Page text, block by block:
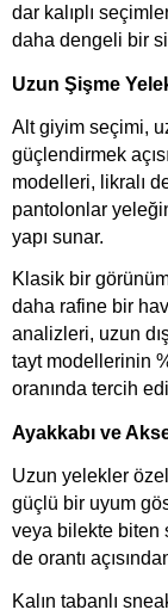
dar kalıplı
daha dengeli bir
Uzun Şişme
Alt giyim seçimi,
güçlendirmek
modelleri, likralı
pantolonlar
yapı sunar.
Klasik bir
daha rafine bir
analizleri, uzun
tayt modellerinin
oranında tercih
Ayakkabı ve
Uzun yelekler
güçlü bir uyum
veya bilekte biten
de orantı
Kalın tabanlı